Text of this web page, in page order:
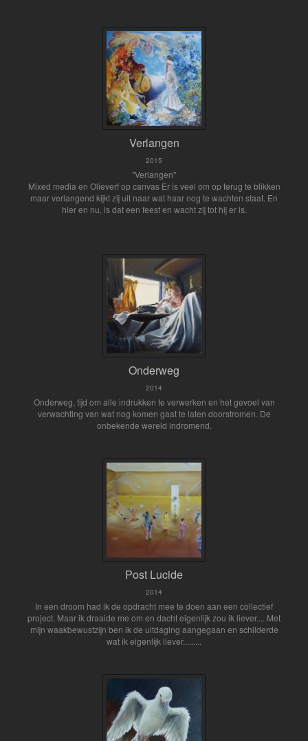
Verlangen
2015
"Verlangen"
Mixed media en Olieverf op canvas Er is veel om op terug te blikken
maar verlangend kijkt zij uit naar wat haar nog te wachten staat. En
hier en nu, is dat een feest en wacht zij tot hij er is.
Onderweg
2014
Onderweg, tijd om alle indrukken te verwerken en het gevoel van
verwachting van wat nog komen gaat te laten doorstromen. De
onbekende wereld indromend.
Post Lucide
2014
In een droom had ik de opdracht mee te doen aan een collectief
project. Maar ik draaide me om en dacht eigenlijk zou ik liever.... Met
mijn waakbewustzijn ben ik de uitdaging aangegaan en schilderde
wat ik eigenlijk liever.........